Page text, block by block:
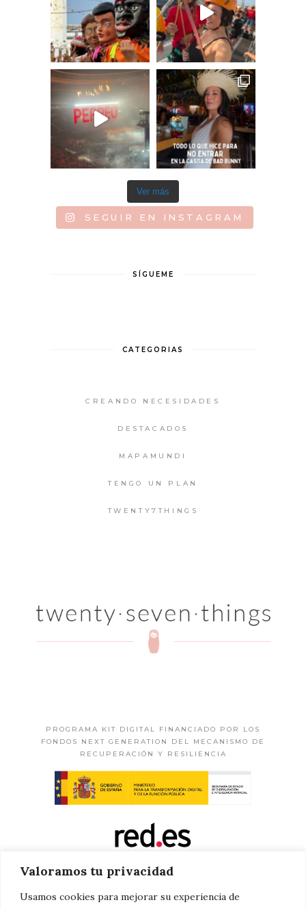
Valoramos tu privacidad
Usamos cookies para mejorar su experiencia de
Ver más
SEGUIR EN INSTAGRAM
SÍGUEME
CATEGORIAS
CREANDO NECESIDADES
DESTACADOS
MAPAMUNDI
TENGO UN PLAN
TWENTY7THINGS
PROGRAMA KIT DIGITAL FINANCIADO POR LOS
FONDOS NEXT GENERATION DEL MECANISMO DE
RECUPERACIÓN Y RESILIENCIA